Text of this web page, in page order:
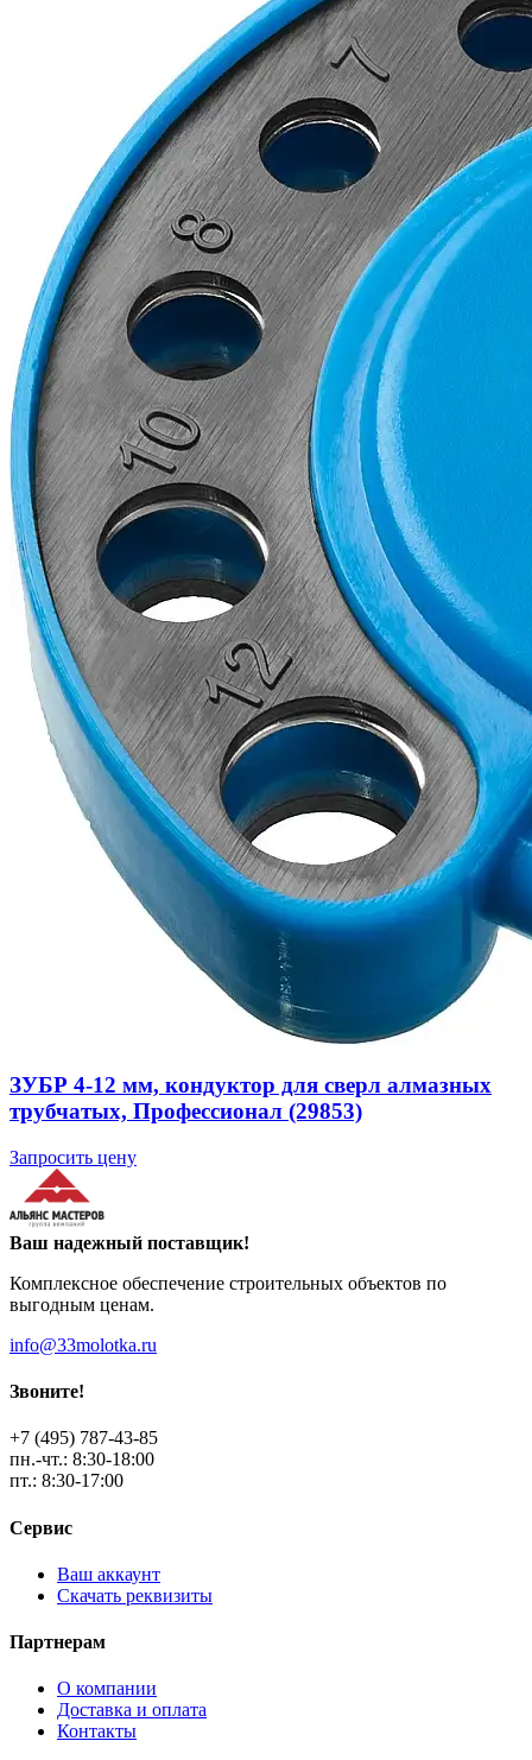
ЗУБР 4-12 мм, кондуктор для сверл алмазных
трубчатых, Профессионал (29853)
Запросить цену
Ваш надежный поставщик!
Комплексное обеспечение строительных объектов по
выгодным ценам.
info@33molotka.ru
Звоните!
+7 (495) 787-43-85
пн.-чт.: 8:30-18:00
пт.: 8:30-17:00
Сервис
Ваш аккаунт
Скачать реквизиты
Партнерам
О компании
Доставка и оплата
Контакты